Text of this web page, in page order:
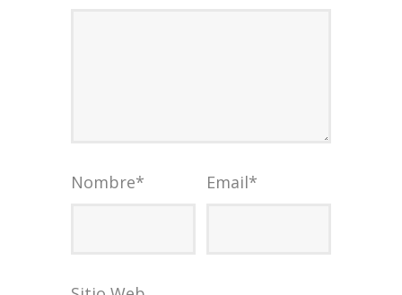
Nombre* Email*